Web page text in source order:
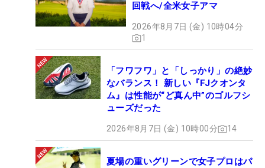
回戦へ/全米女子アマ
2026年8月7日 (金) 10時04分
1
「フワフワ」と「しっかり」の絶妙
なバランス！ 新しい『FJクオンタ
ム』は性能が“ど真ん中”のゴルフシ
ューズだった
2026年8月7日 (金) 10時00分 14
夏場の重いグリーンで女子プロはパ